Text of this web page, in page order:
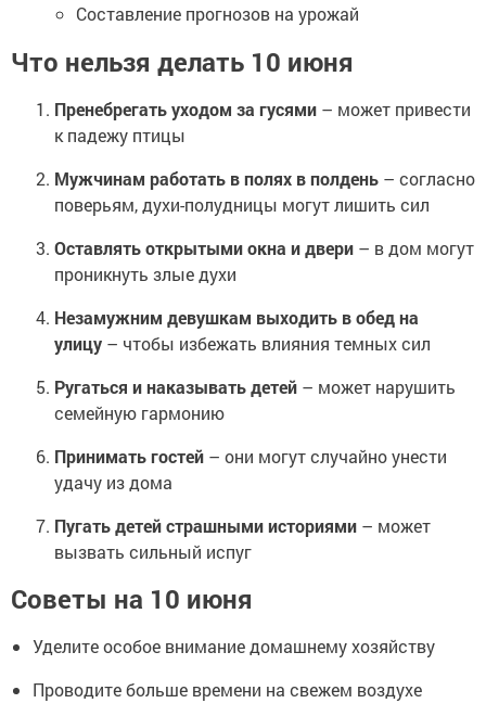
Составление прогнозов на урожай
Что нельзя делать 10 июня
Пренебрегать уходом за гусями – может привести
к падежу птицы
Мужчинам работать в полях в полдень – согласно
поверьям, духи-полудницы могут лишить сил
Оставлять открытыми окна и двери – в дом могут
проникнуть злые духи
Незамужним девушкам выходить в обед на
улицу – чтобы избежать влияния темных сил
Ругаться и наказывать детей – может нарушить
семейную гармонию
Принимать гостей – они могут случайно унести
удачу из дома
Пугать детей страшными историями – может
вызвать сильный испуг
Советы на 10 июня
Уделите особое внимание домашнему хозяйству
Проводите больше времени на свежем воздухе